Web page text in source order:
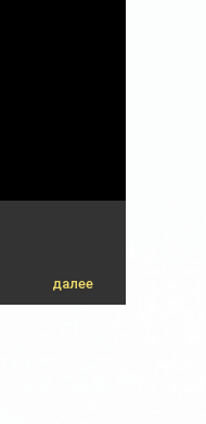
далее